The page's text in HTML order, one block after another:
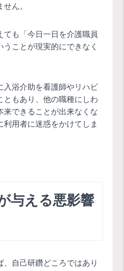
ん。
ても「今日一日を介護職員
ことが現実的にできなく
入浴介助を看護師やリハビ
ともあり、他の職種にしわ
来できることが出来なくな
利用者に迷惑をかけてしま
与える悪影響
、自己研鑽どころではあり